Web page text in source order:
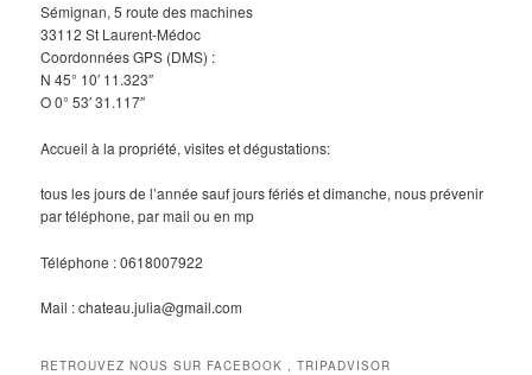
Sémignan, 5 route des machines
33112 St Laurent-Médoc
Coordonnées GPS (DMS) :
N 45° 10′ 11.323″
O 0° 53′ 31.117″
Accueil à la propriété, visites et dégustations:
tous les jours de l’année sauf jours fériés et dimanche, nous prévenir
par téléphone, par mail ou en mp
Téléphone : 0618007922
Mail : chateau.julia@gmail.com
RETROUVEZ NOUS SUR FACEBOOK , TRIPADVISOR